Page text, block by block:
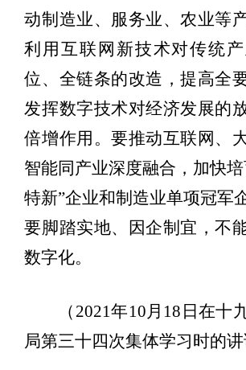
动制造业、服务业、农业等
利用互联网新技术对传统
位、全链条的改造，提高全
发挥数字技术对经济发展的
倍增作用。要推动互联网、
智能同产业深度融合，加快
特新”企业和制造业单项冠军
要脚踏实地、因企制宜，不
数字化。
（2021年10月18日在十
局第三十四次集体学习时的讲